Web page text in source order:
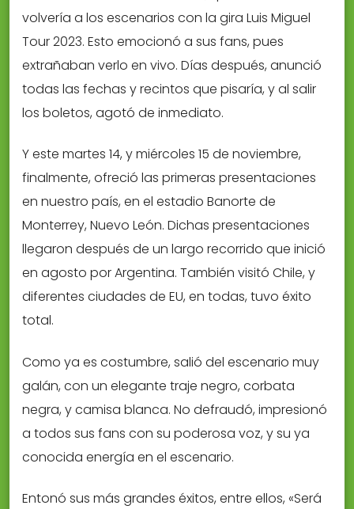
volvería a los escenarios con la gira Luis Miguel
Tour 2023. Esto emocionó a sus fans, pues
extrañaban verlo en vivo. Días después, anunció
todas las fechas y recintos que pisaría, y al salir
los boletos, agotó de inmediato.
Y este martes 14, y miércoles 15 de noviembre,
finalmente, ofreció las primeras presentaciones
en nuestro país, en el estadio Banorte de
Monterrey, Nuevo León. Dichas presentaciones
llegaron después de un largo recorrido que inició
en agosto por Argentina. También visitó Chile, y
diferentes ciudades de EU, en todas, tuvo éxito
total.
Como ya es costumbre, salió del escenario muy
galán, con un elegante traje negro, corbata
negra, y camisa blanca. No defraudó, impresionó
a todos sus fans con su poderosa voz, y su ya
conocida energía en el escenario.
Entonó sus más grandes éxitos, entre ellos, «Será